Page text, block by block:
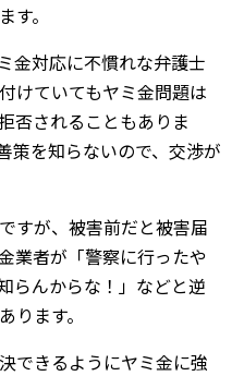
す。
金対応に不慣れな弁護士
けていてもヤミ金問題は
否されることもありま
策を知らないので、交渉が
すが、被害前だと被害届
業者が「警察に行ったや
らんからな！」などと逆
ります。
できるようにヤミ金に強